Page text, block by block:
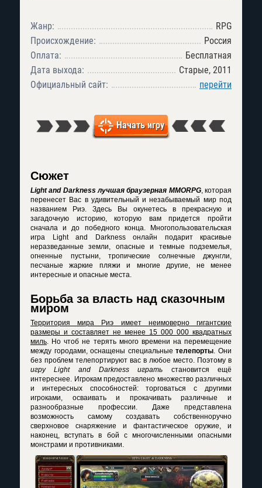
Жанр:
RPG
Происхождение:
Россия
Оплата:
Бесплатная
Дата выхода:
Старые, 2011
Официальный сайт:
перейти
Начать игру
Сюжет
Light and Darkness лучшая браузерная MMORPG, которая
перенесет Вас в удивительный и незабываемый мир под
названием Риэ. Здесь Вы окунетесь в прекрасную и
загадочную историю, которую вам придется пройти
сначала и до победного конца. Многопользовательская
игра Light and Darkness онлайн подарит красивые
неразведанные земли, опасные и темные подземелья,
огненные пустыни, тропические солнечные джунгли,
песчаные жаркие пляжи и многие другие, не менее
интересные и опасные места.
Борьба за власть над сказочным
миром
Территория мира Риэ имеет неимоверно гигантские
размеры и составляет не менее 15 000 000 квадратных
миль. Но чтоб не терять много времени на перемещение
между городами, оснащены специальныетелепорты. Они
без проблем телепортируют вас в любое место. Поэтому в
игру Light and Darkness играть становится ещё
интереснее. Игрокам предоставлено множество различных
и интересных способностей: торговаться с другими
игроками, осваивать и прокачивать различные и
разнообразные профессии. Даже представлена
возможность самому создавать собственноручно
сверхновое снаряжение и фантастическое оружие, и
наконец, вступать в бой с многочисленными опасными
монстрами и противниками.